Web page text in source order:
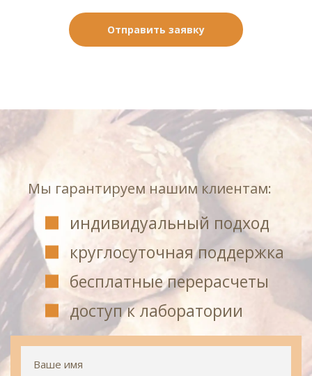
Отправить заявку
Мы гарантируем нашим клиентам:
индивидуальный подход
круглосуточная поддержка
бесплатные перерасчеты
доступ к лаборатории